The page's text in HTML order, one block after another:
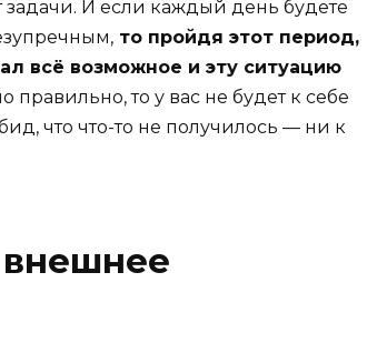
задачи. И если каждый день будете
то пройдя этот период,
всё возможное и эту ситуацию
правильно, то у вас не будет к себе
что что-то не получилось — ни к
внешнее